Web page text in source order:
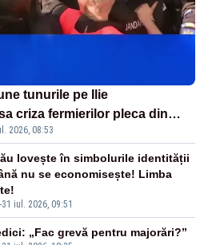
tunurile pe Ilie
criza fermierilor pleca din
2026, 08:53
-31 iul. 2026, 09:51
lovește în simbolurile identității
nu se economisește! Limba
„Fac grevă pentru majorări?”